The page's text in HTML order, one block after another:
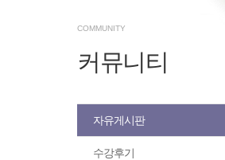
COMMUNITY
커뮤니티
자유게시판
수강후기